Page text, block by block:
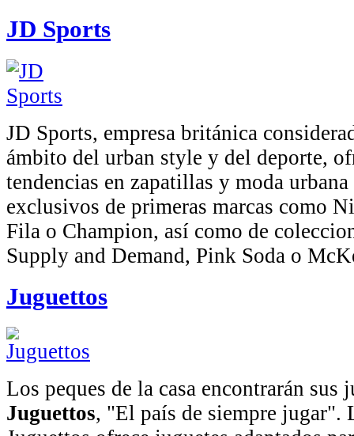
JD Sports
JD Sports, empresa británica
ámbito del urban style y del deporte,
tendencias en zapatillas y moda
exclusivos de primeras marcas como
Fila o Champion, así como de
Supply and Demand, Pink Soda o
Juguettos
Los peques de la casa encontrarán sus
Juguettos, "El país de siempre jugar".